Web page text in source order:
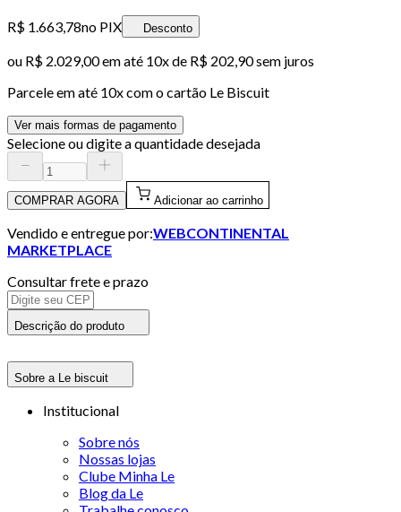
R$ 1.663,78no PIX Desconto
ou R$ 2.029,00em até 10x de R$ 202,90 sem juros
Parcele em até 10x com o cartão Le Biscuit
Ver mais formas de pagamento
Selecione ou digite a quantidade desejada
COMPRAR AGORA Adicionar ao carrinho
Vendido e entregue por:WEBCONTINENTAL
MARKETPLACE
Consultar frete e prazo
Descrição do produto
Sobre a Le biscuit
Institucional
Sobre nós
Nossas lojas
Clube Minha Le
Blog da Le